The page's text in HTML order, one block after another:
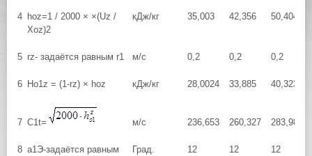
4 hoz=1 / 2000 × ×(Uz /
Xoz)2
кДж/кг 35,003 42,356 50,4045
5 rz- задаётся равным r1 м/с 0,2 0,2 0,2
6 Ho1z = (1-rz) × hoz кДж/кг 28,0024 33,885 40,3236
7 C1t= м/с 236,653 260,327 283,98
8 a1Э-задаётся равным
Град. 12 12 12